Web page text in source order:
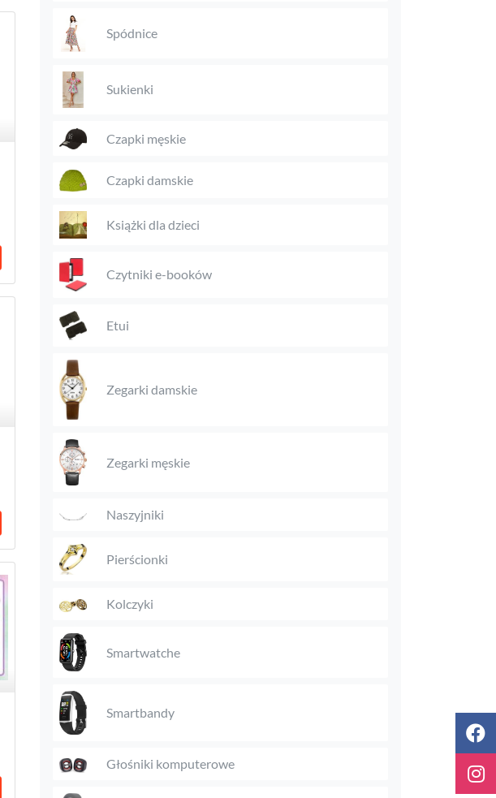
Spódnice
Sukienki
Czapki męskie
Czapki damskie
Książki dla dzieci
Czytniki e-booków
Etui
Zegarki damskie
Zegarki męskie
Naszyjniki
Pierścionki
Kolczyki
Smartwatche
Smartbandy
Głośniki komputerowe